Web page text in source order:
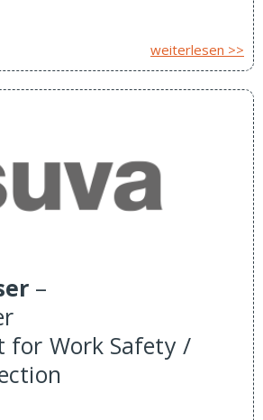
weiterlesen >>
–
for Work Safety /